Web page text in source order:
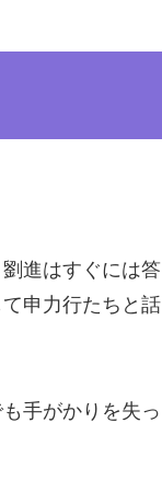
進はすぐには答
申力行たちと話
手がかりを失っ